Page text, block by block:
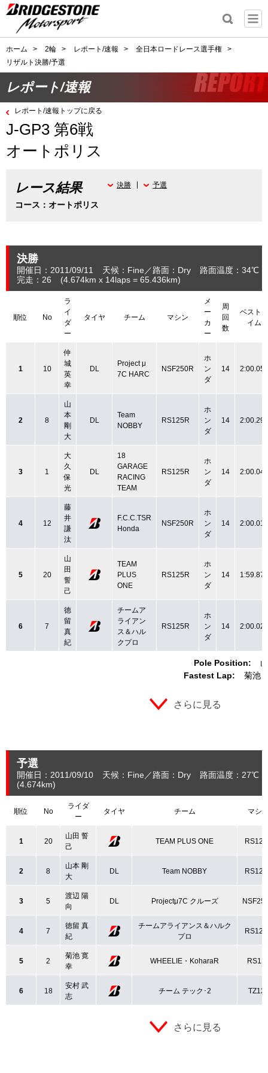
ホーム > 2輪 > レポート/速報 > 全日本ロードレース選手権
>
リザルト決勝/予選
レポート/速報
レポート/速報トップに戻る
J-GP3 第6戦
オートポリス
レース結果
コース：オートポリス
決勝 予選
決勝
開催日：2011/09/11 天候：Fine 路面：Dry
路面温度：34℃
完走：26
(4.674km x 14laps = 65.436km)
順位 No
ラ
イ
ダ
ー
タイヤ チーム マシン
メ
ー
カ
ー
周
回
数
ベストタ
イム
Pole Position:
Fastest Lap:
菊池
1 10
仲
城
英
幸
DL
Project μ
7C HARC
NSF250R
ホ
ン
ダ
14 2:00.057
2 8
山
本
剛
大
DL
Team
NOBBY
RS125R
ホ
ン
ダ
14 2:00.291
3 1
大
久
保
光
DL
18
GARAGE
RACING
TEAM
RS125R
ホ
ン
ダ
14 2:00.041
4 12
藤
井
謙
汰
F.C.C.TSR
Honda
NSF250R
ホ
ン
ダ
14 2:00.014
5 20
山
田
誓
己
TEAM
PLUS
ONE
RS125R
ホ
ン
ダ
14 1:59.878
6 7
徳
留
真
紀
チームア
ライアン
ス＆ハル
クプロ
RS125R
ホ
ン
ダ
14 2:00.022
さらに見る
予選
開催日：2011/09/10 天候：Fine 路面：Dry
路面温度：27℃
(4.674km)
順位 No
ライダ
ー
タイヤ チーム マシ
1 20
山田 誓
己
TEAM PLUS ONE
2 8
山本 剛
大
DL Team NOBBY
3 5
渡辺 陽
向
DL Projectμ7C クルーズ
4 7
徳留 真
紀
チームアライアンス＆ハルク
プロ
5 2
菊池 寛
幸
WHEELIE・KoharaR
6 18
安村 武
志
チーム テック･2
さらに見る